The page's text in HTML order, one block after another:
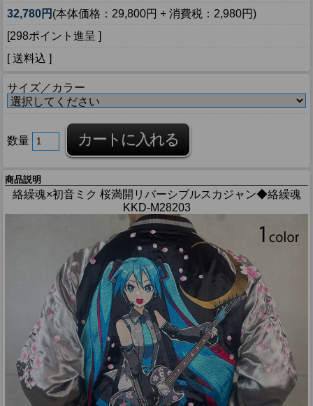
32,780円 (本体価格：29,800円 + 消費税：2,980円)
[298ポイント進呈 ]
[ 送料込 ]
サイズ／カラー
数量
商品説明
絡繰魂×初音ミク 桜満開リバーシブルスカジャン◆絡繰魂
KKD-M28203